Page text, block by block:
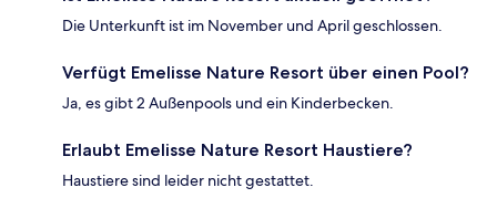
Die Unterkunft ist im November und April geschlossen.
Verfügt Emelisse Nature Resort über einen Pool?
Ja, es gibt 2 Außenpools und ein Kinderbecken.
Erlaubt Emelisse Nature Resort Haustiere?
Haustiere sind leider nicht gestattet.